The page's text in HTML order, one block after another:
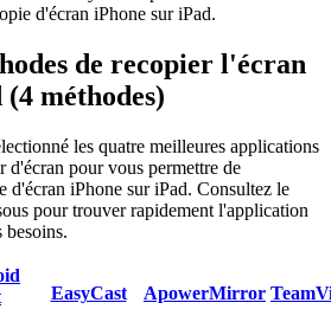
d'écran iPhone sur iPad.
de recopier l'écran
méthodes)
les quatre meilleures applications
d'écran pour vous permettre de
d'écran iPhone sur iPad. Consultez le
pour trouver rapidement l'application
EasyCast ApowerMirror